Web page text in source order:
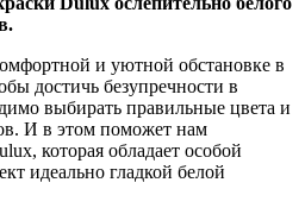
и уютной обстановке в
достичь безупречности в
выбирать правильные цвета и
И в этом поможет нам
которая обладает особой
идеально гладкой белой